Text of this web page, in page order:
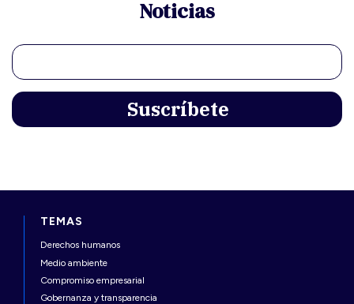
Noticias
TEMAS
Derechos humanos
Medio ambiente
Compromiso empresarial
Gobernanza y transparencia